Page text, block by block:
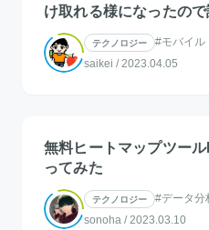
け取れる様になったので
テクノロジー
#モバイル
saikei / 2023.04.05
無料ヒートマップツー
ってみた
テクノロジー
#データ分
sonoha / 2023.03.10